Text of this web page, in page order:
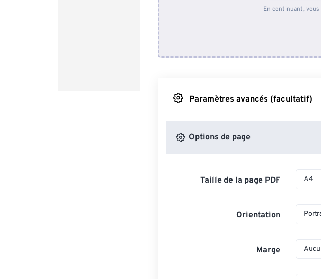
En continuant, vous
Paramètres avancés (facultatif)
Options de page
Taille de la page PDF A4
Orientation
Marge